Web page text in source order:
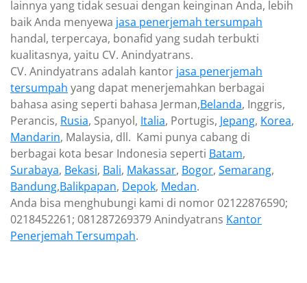
lainnya yang tidak sesuai dengan keinginan Anda, lebih
baik Anda menyewa jasa penerjemah tersumpah
handal, terpercaya, bonafid yang sudah terbukti
kualitasnya, yaitu CV. Anindyatrans.
CV. Anindyatrans adalah kantor jasa penerjemah
tersumpah yang dapat menerjemahkan berbagai
bahasa asing seperti bahasa Jerman,Belanda, Inggris,
Perancis, Rusia, Spanyol, Italia, Portugis, Jepang, Korea,
Mandarin, Malaysia, dll. Kami punya cabang di
berbagai kota besar Indonesia seperti Batam,
Surabaya, Bekasi, Bali, Makassar, Bogor, Semarang,
Bandung,Balikpapan, Depok, Medan.
Anda bisa menghubungi kami di nomor 02122876590;
0218452261; 081287269379 Anindyatrans Kantor
Penerjemah Tersumpah.